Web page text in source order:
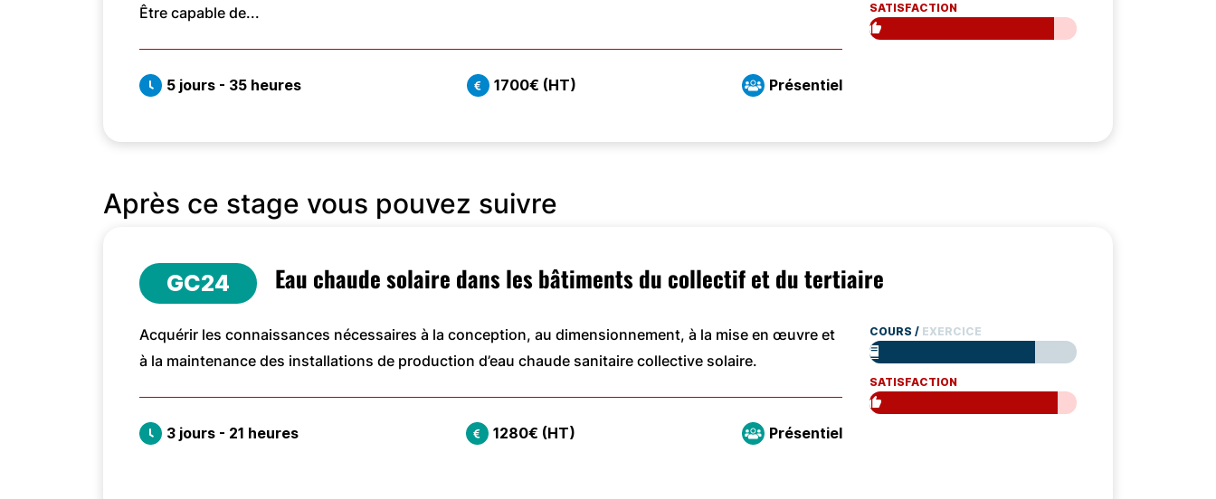
Être capable de...
5 jours - 35 heures 1700€ (HT) Présentiel
SATISFACTION
VOIR LA FORMATION
Après ce stage vous pouvez suivre
GC24 Eau chaude solaire dans les bâtiments du collectif et du tertiaire
Acquérir les connaissances nécessaires à la conception, au dimensionnement, à la mise en œuvre et
à la maintenance des installations de production d’eau chaude sanitaire collective solaire.
3 jours - 21 heures 1280€ (HT) Présentiel
COURS / EXERCICE
SATISFACTION